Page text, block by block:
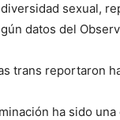
sexual,
datos del
trans reportaron
ha sido